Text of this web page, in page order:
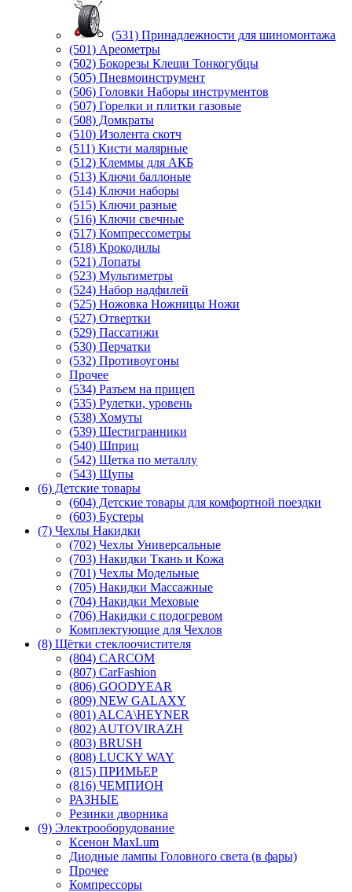
(531) Принадлежности для шиномонтажа
(501) Ареометры
(502) Бокорезы Клещи Тонкогубцы
(505) Пневмоинструмент
(506) Головки Наборы инструментов
(507) Горелки и плитки газовые
(508) Домкраты
(510) Изолента скотч
(511) Кисти малярные
(512) Клеммы для АКБ
(513) Ключи баллоные
(514) Ключи наборы
(515) Ключи разные
(516) Ключи свечные
(517) Компрессометры
(518) Крокодилы
(521) Лопаты
(523) Мультиметры
(524) Набор надфилей
(525) Ножовка Ножницы Ножи
(527) Отвертки
(529) Пассатижи
(530) Перчатки
(532) Противоугоны
Прочее
(534) Разъем на прицеп
(535) Рулетки, уровень
(538) Хомуты
(539) Шестигранники
(540) Шприц
(542) Щетка по металлу
(543) Щупы
(6) Детские товары
(604) Детские товары для комфортной поездки
(603) Бустеры
(7) Чехлы Накидки
(702) Чехлы Универсальные
(703) Накидки Ткань и Кожа
(701) Чехлы Модельные
(705) Накидки Массажные
(704) Накидки Меховые
(706) Накидки с подогревом
Комплектующие для Чехлов
(8) Щётки стеклоочистителя
(804) CARCOM
(807) CarFashion
(806) GOODYEAR
(809) NEW GALAXY
(801) ALCA\HEYNER
(802) AUTOVIRAZH
(803) BRUSH
(808) LUCKY WAY
(815) ПРИМЬЕР
(816) ЧЕМПИОН
РАЗНЫЕ
Резинки дворника
(9) Электрооборудование
Ксенон MaxLum
Диодные лампы Головного света (в фары)
Прочее
Компрессоры